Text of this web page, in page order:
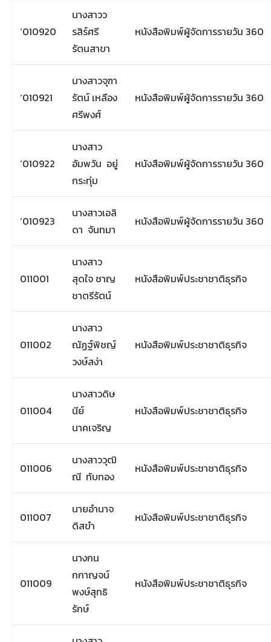
‘010920
นางสาวว
รสิร์ศรี
รัตนสาขา
หนังสือพิมพ์ผู้จัดการรายวัน 360
‘010921
นางสาวจุฑา
รัตน์ เหลือง
ศรีพงศ์
หนังสือพิมพ์ผู้จัดการรายวัน 360
‘010922
นางสาว
อัมพวัน อยู่
กระทุ่ม
หนังสือพิมพ์ผู้จัดการรายวัน 360
‘010923
นางสาวเอลิ
ดา จันทมา
หนังสือพิมพ์ผู้จัดการรายวัน 360
011001
นางสาว
สุดใจ ชาญ
ชาตรีรัตน์
หนังสือพิมพ์ประชาชาติธุรกิจ
011002
นางสาว
ณัฏฐ์พิชญ์
วงษ์สง่า
หนังสือพิมพ์ประชาชาติธุรกิจ
011004
นางสาวดิษ
นีย์
นาคเจริญ
หนังสือพิมพ์ประชาชาติธุรกิจ
011006
นางสาววุฒิ
ณี ทับทอง
หนังสือพิมพ์ประชาชาติธุรกิจ
011007
นายอำนาจ
ดิสขำ
หนังสือพิมพ์ประชาชาติธุรกิจ
011009
นางกน
กกาญจน์
พงษ์สุทธิ
รักษ์
หนังสือพิมพ์ประชาชาติธุรกิจ